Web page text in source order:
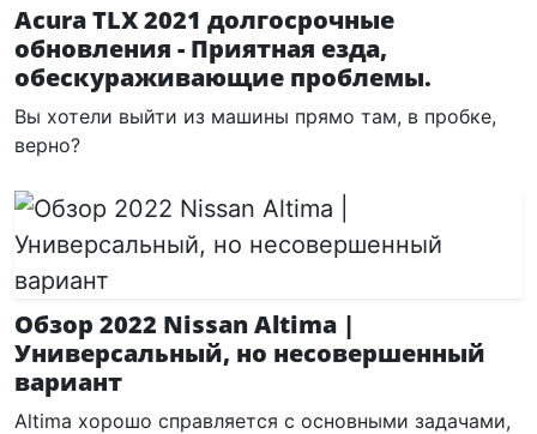
Acura TLX 2021 долгосрочные
обновления - Приятная езда,
обескураживающие проблемы.
Вы хотели выйти из машины прямо там, в пробке,
верно?
Обзор 2022 Nissan Altima |
Универсальный, но несовершенный
вариант
Altima хорошо справляется с основными задачами,